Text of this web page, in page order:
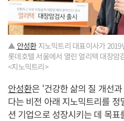
▲ 안성환지노믹트리 대표이사가 2019
롯데호텔 서울에서 열린 얼리텍 대장암
<지노믹트리>
안성환은 ‘건강한 삶의 질 개선
다는 비전 아래 지노믹트리를
션 기업으로 성장시키는 데 목표